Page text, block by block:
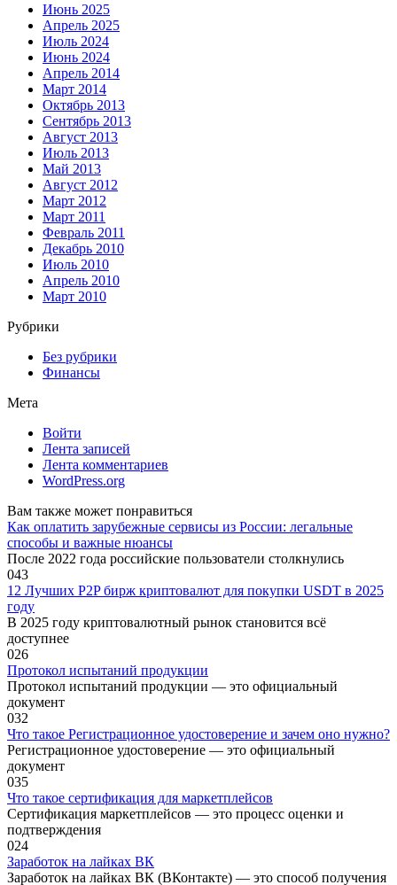
Июнь 2025
Апрель 2025
Июль 2024
Июнь 2024
Апрель 2014
Март 2014
Октябрь 2013
Сентябрь 2013
Август 2013
Июль 2013
Май 2013
Август 2012
Март 2012
Март 2011
Февраль 2011
Декабрь 2010
Июль 2010
Апрель 2010
Март 2010
Рубрики
Без рубрики
Финансы
Мета
Войти
Лента записей
Лента комментариев
WordPress.org
Вам также может понравиться
Как оплатить зарубежные сервисы из России: легальные
способы и важные нюансы
После 2022 года российские пользователи столкнулись
043
12 Лучших P2P бирж криптовалют для покупки USDT в 2025
году
В 2025 году криптовалютный рынок становится всё
доступнее
026
Протокол испытаний продукции
Протокол испытаний продукции — это официальный
документ
032
Что такое Регистрационное удостоверение и зачем оно нужно?
Регистрационное удостоверение — это официальный
документ
035
Что такое сертификация для маркетплейсов
Сертификация маркетплейсов — это процесс оценки и
подтверждения
024
Заработок на лайках ВК
Заработок на лайках ВК (ВКонтакте) — это способ получения